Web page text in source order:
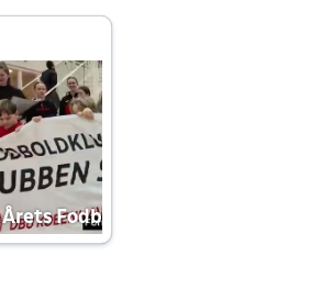
Årets Fodboldklub 2025 mp4